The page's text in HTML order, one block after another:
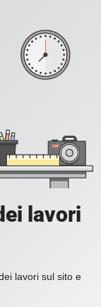
lavori
lavori sul sito e